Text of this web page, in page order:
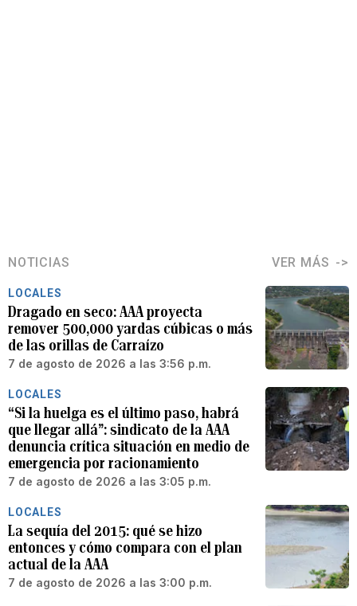
NOTICIAS VER MÁS
LOCALES
Dragado en seco: AAA proyecta
remover 500,000 yardas cúbicas o más
de las orillas de Carraízo
7 de agosto de 2026 a las 3:56 p.m.
LOCALES
“Si la huelga es el último paso, habrá
que llegar allá”: sindicato de la AAA
denuncia crítica situación en medio de
emergencia por racionamiento
7 de agosto de 2026 a las 3:05 p.m.
LOCALES
La sequía del 2015: qué se hizo
entonces y cómo compara con el plan
actual de la AAA
7 de agosto de 2026 a las 3:00 p.m.